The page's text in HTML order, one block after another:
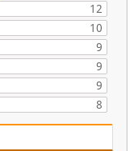
12
10
9
9
9
8